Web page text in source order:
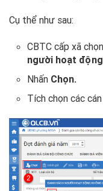
Cụ thể như sau:
CBTC cấp xã
người hoạt
Nhấn Chọn.
Tích chọn các